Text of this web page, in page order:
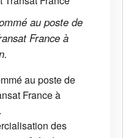
au poste de
France à
au poste de
France à
des